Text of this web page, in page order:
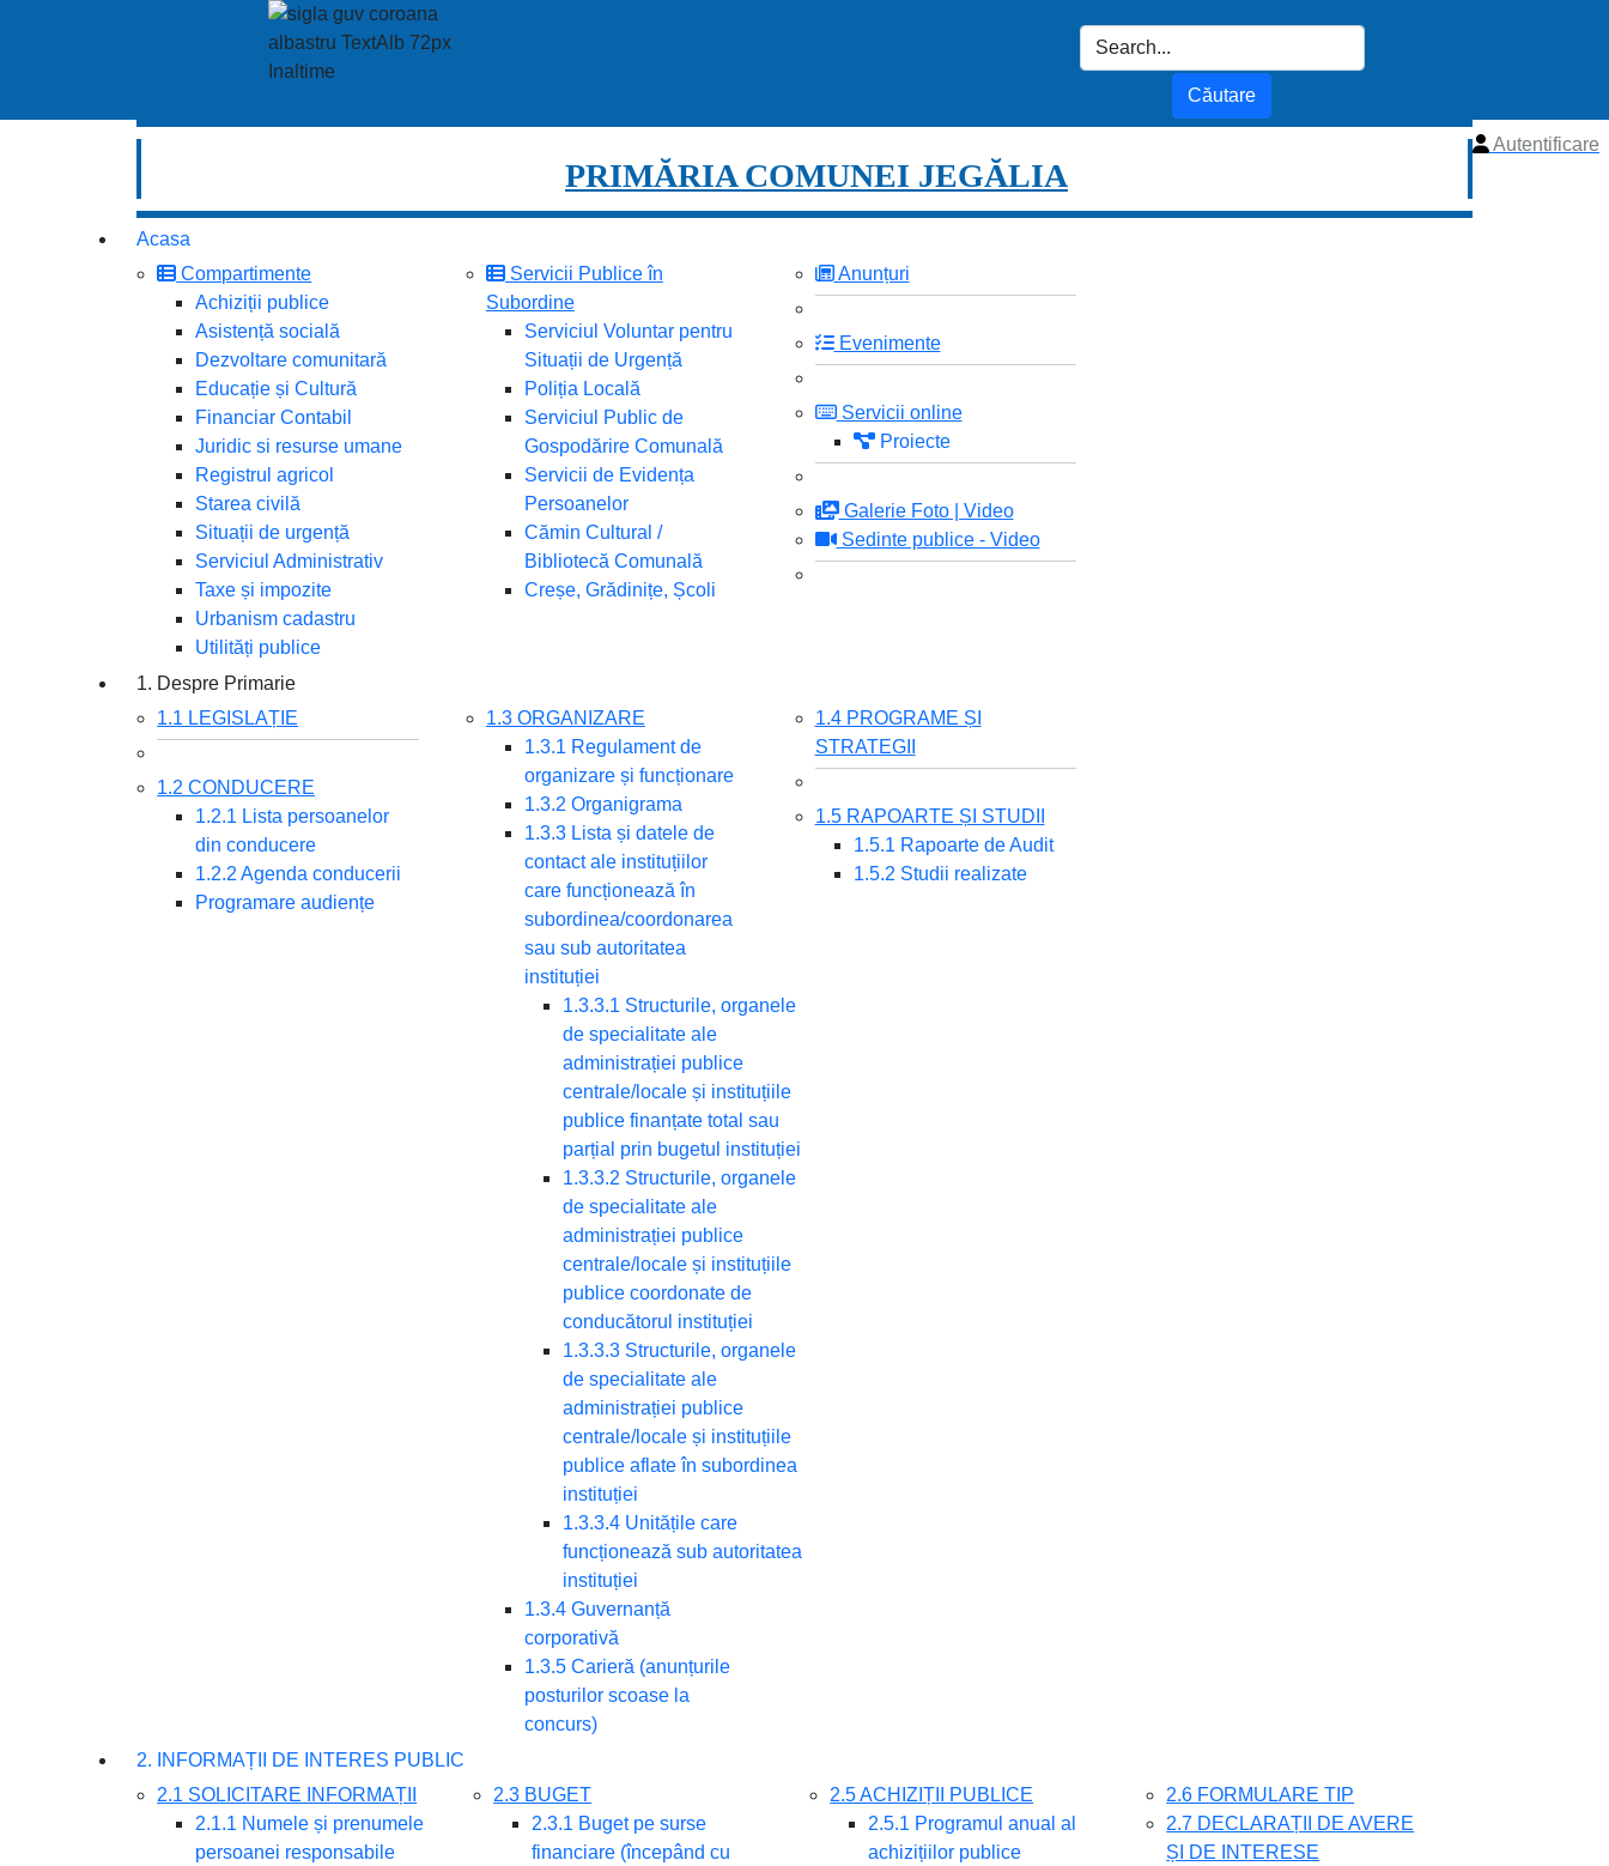
Autentificare
PRIMĂRIA COMUNEI JEGĂLIA
Acasa
Compartimente
Achiziții publice
Asistență socială
Dezvoltare comunitară
Educație și Cultură
Financiar Contabil
Juridic si resurse umane
Registrul agricol
Starea civilă
Situații de urgență
Serviciul Administrativ
Taxe și impozite
Urbanism cadastru
Utilități publice
Servicii Publice în
Subordine
Serviciul Voluntar pentru
Situații de Urgență
Poliția Locală
Serviciul Public de
Gospodărire Comunală
Servicii de Evidența
Persoanelor
Cămin Cultural /
Bibliotecă Comunală
Creșe, Grădinițe, Școli
Anunțuri
Evenimente
Servicii online
Proiecte
Galerie Foto | Video
Sedinte publice - Video
1. Despre Primarie
1.1 LEGISLAȚIE
1.2 CONDUCERE
1.2.1 Lista persoanelor
din conducere
1.2.2 Agenda conducerii
Programare audiențe
1.3 ORGANIZARE
1.3.1 Regulament de
organizare și funcționare
1.3.2 Organigrama
1.3.3 Lista și datele de
contact ale instituțiilor
care funcționează în
subordinea/coordonarea
sau sub autoritatea
instituției
1.3.3.1 Structurile, organele
de specialitate ale
administrației publice
centrale/locale și instituțiile
publice finanțate total sau
parțial prin bugetul instituției
1.3.3.2 Structurile, organele
de specialitate ale
administrației publice
centrale/locale și instituțiile
publice coordonate de
conducătorul instituției
1.3.3.3 Structurile, organele
de specialitate ale
administrației publice
centrale/locale și instituțiile
publice aflate în subordinea
instituției
1.3.3.4 Unitățile care
funcționează sub autoritatea
instituției
1.3.4 Guvernanță
corporativă
1.3.5 Carieră (anunțurile
posturilor scoase la
concurs)
1.4 PROGRAME ȘI
STRATEGII
1.5 RAPOARTE ȘI STUDII
1.5.1 Rapoarte de Audit
1.5.2 Studii realizate
2. INFORMAȚII DE INTERES PUBLIC
2.1 SOLICITARE INFORMAȚII
2.1.1 Numele și prenumele
persoanei responsabile
2.3 BUGET
2.3.1 Buget pe surse
financiare (începând cu
2.5 ACHIZIȚII PUBLICE
2.5.1 Programul anual al
achizițiilor publice
2.6 FORMULARE TIP
2.7 DECLARAȚII DE AVERE
ȘI DE INTERESE